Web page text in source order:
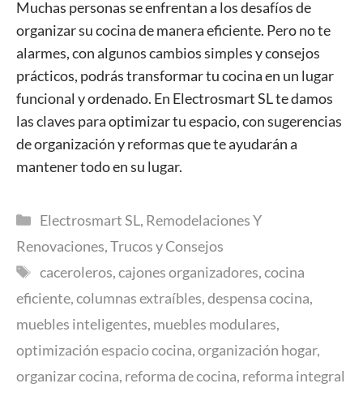
Muchas personas se enfrentan a los desafíos de
organizar su cocina de manera eficiente. Pero no te
alarmes, con algunos cambios simples y consejos
prácticos, podrás transformar tu cocina en un lugar
funcional y ordenado. En Electrosmart SL te damos
las claves para optimizar tu espacio, con sugerencias
de organización y reformas que te ayudarán a
mantener todo en su lugar.
Categorías
Electrosmart SL, Remodelaciones Y
Renovaciones,Trucos y Consejos
Etiquetas
caceroleros,cajones organizadores,cocina
eficiente,columnas extraíbles,despensa cocina,
muebles inteligentes, muebles modulares,
optimización espacio cocina,organización hogar,
organizar cocina, reforma de cocina, reforma integral